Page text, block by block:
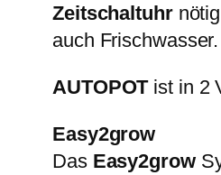
Zeitschaltuhr
auch Frischwasser.
AUTOPOTist in 2
Easy2grow
Das Easy2grow